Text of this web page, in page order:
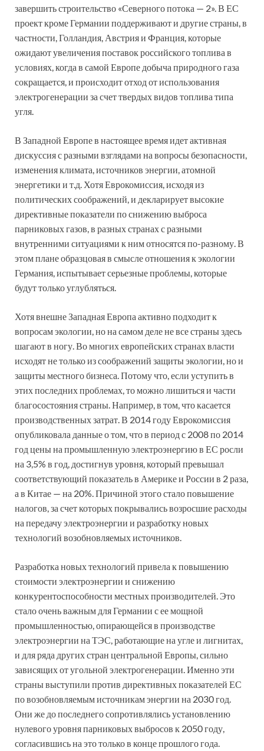
завершить строительство «Северного потока — 2». В ЕС
проект кроме Германии поддерживают и другие страны, в
частности, Голландия, Австрия и Франция, которые
ожидают увеличения поставок российского топлива в
условиях, когда в самой Европе добыча природного газа
сокращается, и происходит отход от использования
электрогенерации за счет твердых видов топлива типа
угля.
В Западной Европе в настоящее время идет активная
дискуссия с разными взглядами на вопросы безопасности,
изменения климата, источников энергии, атомной
энергетики и т.д. Хотя Еврокомиссия, исходя из
политических соображений, и декларирует высокие
директивные показатели по снижению выброса
парниковых газов, в разных странах с разными
внутренними ситуациями к ним относятся по-разному. В
этом плане образцовая в смысле отношения к экологии
Германия, испытывает серьезные проблемы, которые
будут только углубляться.
Хотя внешне Западная Европа активно подходит к
вопросам экологии, но на самом деле не все страны здесь
шагают в ногу. Во многих европейских странах власти
исходят не только из соображений защиты экологии, но и
защиты местного бизнеса. Потому что, если уступить в
этих последних проблемах, то можно лишиться и части
благосостояния страны. Например, в том, что касается
производственных затрат. В 2014 году Еврокомиссия
опубликовала данные о том, что в период с 2008 по 2014
год цены на промышленную электроэнергию в ЕС росли
на 3,5% в год, достигнув уровня, который превышал
соответствующий показатель в Америке и России в 2 раза,
а в Китае — на 20%. Причиной этого стало повышение
налогов, за счет которых покрывались возросшие расходы
на передачу электроэнергии и разработку новых
технологий возобновляемых источников.
Разработка новых технологий привела к повышению
стоимости электроэнергии и снижению
конкурентоспособности местных производителей. Это
стало очень важным для Германии с ее мощной
промышленностью, опирающейся в производстве
электроэнергии на ТЭС, работающие на угле и лигнитах,
и для ряда других стран центральной Европы, сильно
зависящих от угольной электрогенерации. Именно эти
страны выступили против директивных показателей ЕС
по возобновляемым источникам энергии на 2030 год.
Они же до последнего сопротивлялись установлению
нулевого уровня парниковых выбросов к 2050 году,
согласившись на это только в конце прошлого года.